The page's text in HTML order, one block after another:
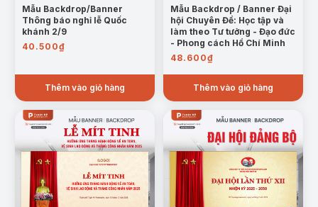
Mẫu Backdrop/Banner
Thông báo nghỉ lễ Quốc
khánh 2/9
40.500₫
Thêm vào giỏ hàng
Mẫu Backdrop / Banner Đại
hội Chuyên Đề: Học tập và
làm theo Tư tưởng - Đạo đức
- Phong cách Hồ Chí Minh
48.600₫
Thêm vào giỏ hàng